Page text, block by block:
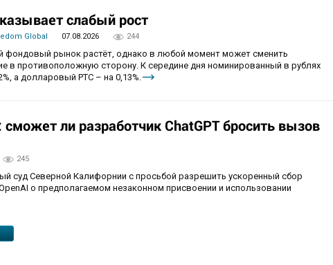
слабый рост
Global 07.08.2026 244
фондовый рынок растёт, однако в любой момент может сменить
в противоположную сторону. К середине дня номинированный в рублях
а долларовый РТС – на 0,13%.
сможет ли разработчик ChatGPT бросить вызов
245
суд Северной Калифорнии с просьбой разрешить ускоренный сбор
о предполагаемом незаконном присвоении и использовании